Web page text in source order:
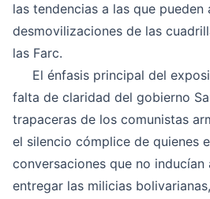
las tendencias a las que pueden
desmovilizaciones de las
las Farc.
El énfasis principal del
falta de claridad del gobierno
trapaceras de los comunistas
el silencio cómplice de quienes
conversaciones que no
entregar las milicias